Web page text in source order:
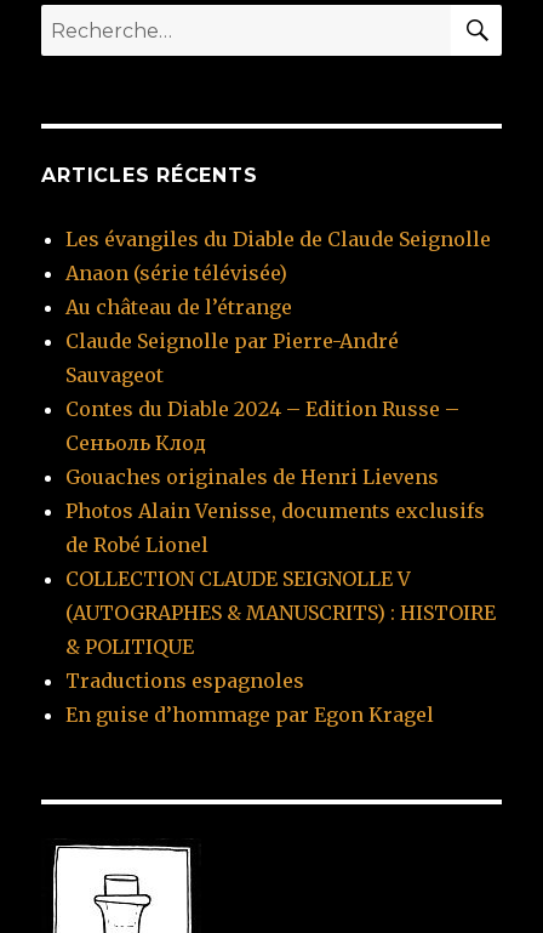
Recherche
pour
ARTICLES RÉCENTS
Les évangiles du Diable de Claude Seignolle
Anaon (série télévisée)
Au château de l’étrange
Claude Seignolle par Pierre-André
Sauvageot
Contes du Diable 2024 – Edition Russe –
Сеньоль Клод
Gouaches originales de Henri Lievens
Photos Alain Venisse, documents exclusifs
de Robé Lionel
COLLECTION CLAUDE SEIGNOLLE V
(AUTOGRAPHES & MANUSCRITS) : HISTOIRE
& POLITIQUE
Traductions espagnoles
En guise d’hommage par Egon Kragel